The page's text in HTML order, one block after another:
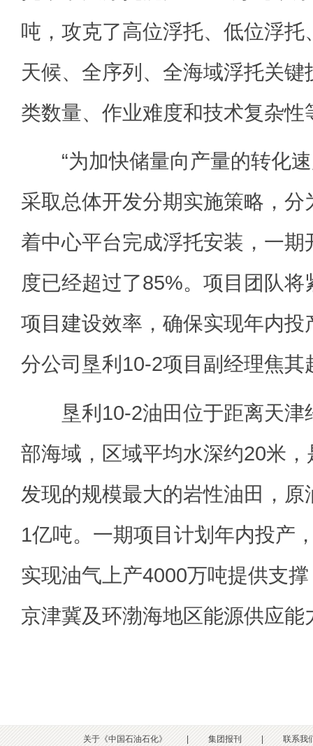
吨，攻克了高位浮托、低位浮
天候、全序列、全海域浮托关
类数量、作业难度和技术复杂
“为加快储量向产量的转化速
采取总体开发分期实施策略，
着中心平台完成浮托安装，一期
度已经超过了85%。项目团队
项目建设效率，确保实现年内投
分公司垦利10-2项目副经理焦其
垦利10-2油田位于距离天津
部海域，区域平均水深约20米
发现的规模最大的岩性油田，
1亿吨。一期项目计划年内投产
实现油气上产4000万吨提供支
京津冀及环渤海地区能源供应能
关于《中国石油石化》 | 集团报刊 | 联系我